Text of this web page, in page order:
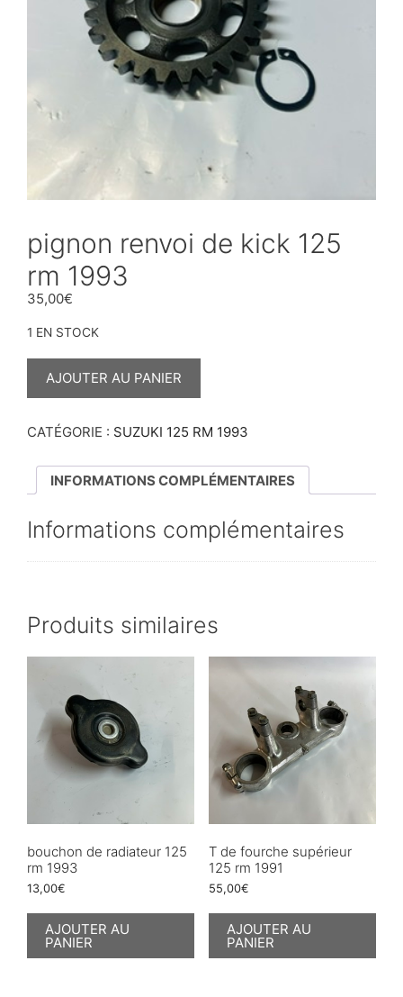
pignon renvoi de kick 125
rm 1993
35,00€
1 EN STOCK
QUANTITÉ
KICK
1993
AJOUTER AU PANIER
CATÉGORIE : SUZUKI 125 RM 1993
INFORMATIONS COMPLÉMENTAIRES
Informations complémentaires
Produits similaires
bouchon de radiateur 125
rm 1993
13,00€
AJOUTER AU
PANIER
T de fourche supérieur
125 rm 1991
55,00€
AJOUTER AU
PANIER